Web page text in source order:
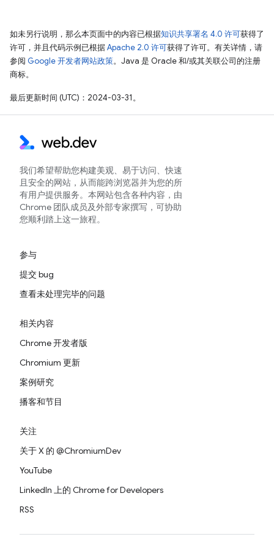
如未另行说明，那么本页面中的内容已根据知识共享署名 4.0 许可获得了
许可，并且代码示例已根据Apache 2.0 许可获得了许可。有关详情，请
参阅 Google 开发者网站政策。Java 是 Oracle 和/或其关联公司的注册
商标。
最后更新时间 (UTC)：2024-03-31。
我们希望帮助您构建美观、易于访问、快速
且安全的网站，从而能跨浏览器并为您的所
有用户提供服务。本网站包含各种内容，由
Chrome 团队成员及外部专家撰写，可协助
您顺利踏上这一旅程。
参与
提交 bug
查看未处理完毕的问题
相关内容
Chrome 开发者版
Chromium 更新
案例研究
播客和节目
关注
关于 X 的 @ChromiumDev
YouTube
LinkedIn 上的 Chrome for Developers
RSS